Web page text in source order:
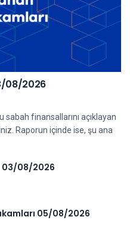
08/2026
finansallarını açıklayan
Raporun içinde ise, şu ana
03/08/2026
05/08/2026